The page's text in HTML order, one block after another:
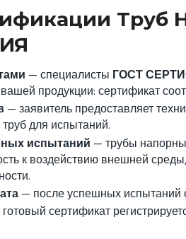
Труб
— специалисты ГОСТ
продукции: сертификат
— заявитель предоставляет
для испытаний.
испытаний — трубы
к воздействию внешней
— после успешных испытаний
сертификат